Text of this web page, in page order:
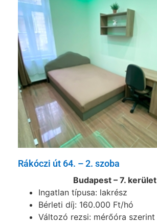
Rákóczi út 64. – 2. szoba
Budapest – 7. kerület
Ingatlan típusa: lakrész
Bérleti díj: 160.000 Ft/hó
Változó rezsi: mérőóra szerint